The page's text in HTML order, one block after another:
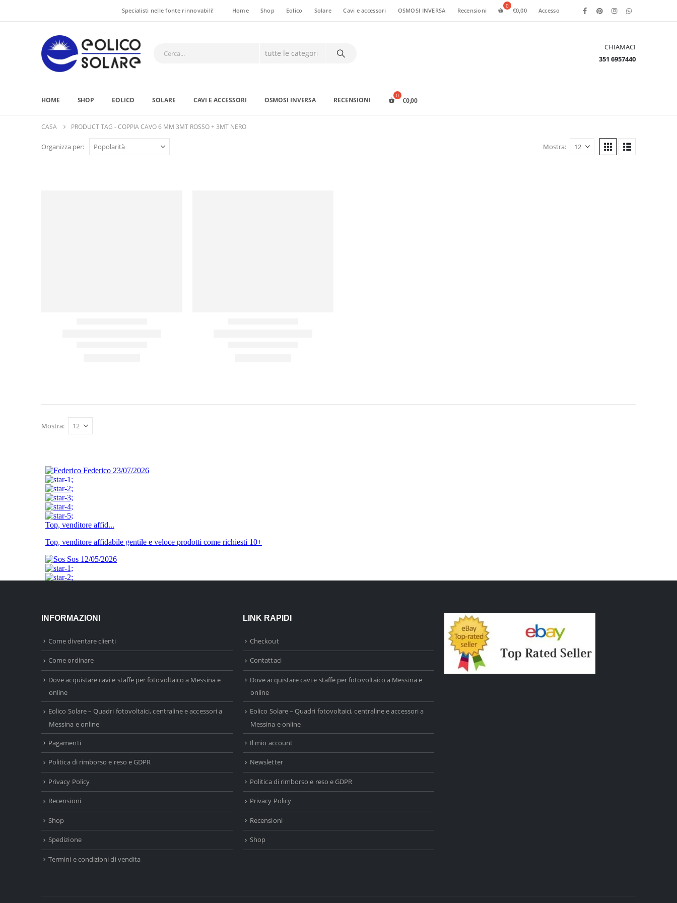
Specialisti nelle fonte rinnovabili! Home Shop Eolico Solare Cavi e accessori OSMOSI INVERSA Recensioni €0,00 Accesso
CHIAMACI
351 6957440
HOME SHOP EOLICO SOLARE CAVI E ACCESSORI OSMOSI INVERSA RECENSIONI €0,00
CASA PRODUCT TAG -COPPIA CAVO 6 MM 3MT ROSSO + 3MT NERO
Organizza per: Mostra:
Mostra:
INFORMAZIONI
Come diventare clienti
Come ordinare
Dove acquistare cavi e staffe per fotovoltaico a Messina e
online
Eolico Solare – Quadri fotovoltaici, centraline e accessori a
Messina e online
Pagamenti
Politica di rimborso e reso e GDPR
Privacy Policy
Recensioni
Shop
Spedizione
Termini e condizioni di vendita
LINK RAPIDI
Checkout
Contattaci
Dove acquistare cavi e staffe per fotovoltaico a Messina e
online
Eolico Solare – Quadri fotovoltaici, centraline e accessori a
Messina e online
Il mio account
Newsletter
Politica di rimborso e reso e GDPR
Privacy Policy
Recensioni
Shop